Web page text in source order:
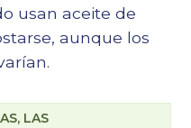
usan aceite de
aunque los
LAS